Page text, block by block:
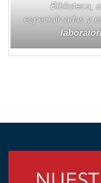
Biblioteca,
especializadas y